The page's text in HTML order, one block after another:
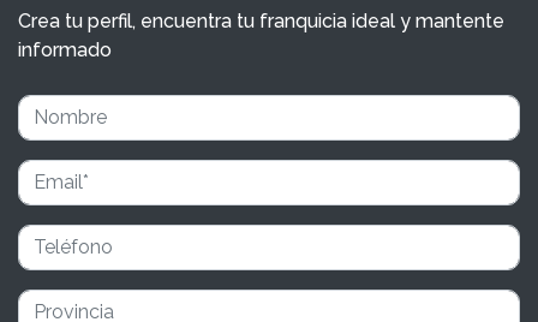
Crea tu perfil, encuentra tu franquicia ideal y mantente
informado